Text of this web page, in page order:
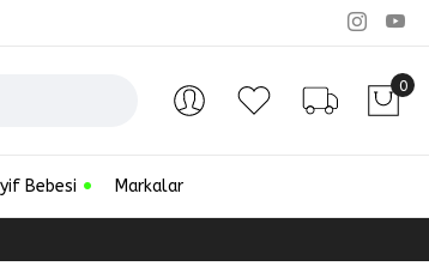
Hesabım Favorilerim
Sipariş0
Bebesi Markalar